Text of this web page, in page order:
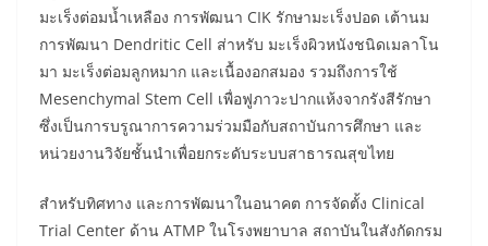
มะเร็งต่อมน้ำเหลือง การพัฒนา CIK รักษามะเร็งปอด เต้านม
การพัฒนา Dendritic Cell ส่าหรับ มะเร็งผิวหนังชนิดเมลาโน
มา มะเร็งต่อมลูกหมาก และเนื้องอกสมอง รวมถึงการใช้
Mesenchymal Stem Cell เพื่อฟูภาวะปากแห้งจากรังสีรักษา
ซึ่งเป็นการบรูณาการความร่วมมือกับสถาบันการศึกษา และ
หน่วยงานวิจัยชั้นนำเพื่อยกระดับระบบสาธารณสุขไทย
สำหรับทิศทาง และการพัฒนาในอนาคต การจัดตั้ง Clinical
Trial Center ด้าน ATMP ในโรงพยาบาล สถาบันในสังกัดกรม